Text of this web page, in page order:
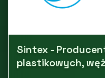
Sintex -
plastikowych,